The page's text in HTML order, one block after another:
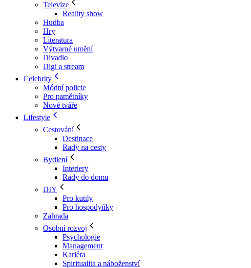
Televize
Reality show
Hudba
Hry
Literatura
Výtvarné umění
Divadlo
Digi a stream
Celebrity
Módní policie
Pro pamětníky
Nové tváře
Lifestyle
Cestování
Destinace
Rady na cesty
Bydlení
Interiery
Rady do domu
DIY
Pro kutily
Pro hospodyňky
Zahrada
Osobní rozvoj
Psychologie
Management
Kariéra
Spiritualita a náboženství